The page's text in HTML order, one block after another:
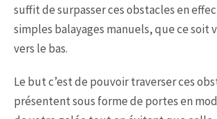
suffit de surpasser ces obstacles en
simples balayages manuels, que ce soit
vers le bas.
Le but c’est de pouvoir traverser ces
présentent sous forme de portes en